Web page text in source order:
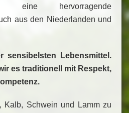
eine hervorragende
aus den Niederlanden und
sensibelsten Lebensmittel.
es traditionell mit Respekt,
Kalb, Schwein und Lamm zu